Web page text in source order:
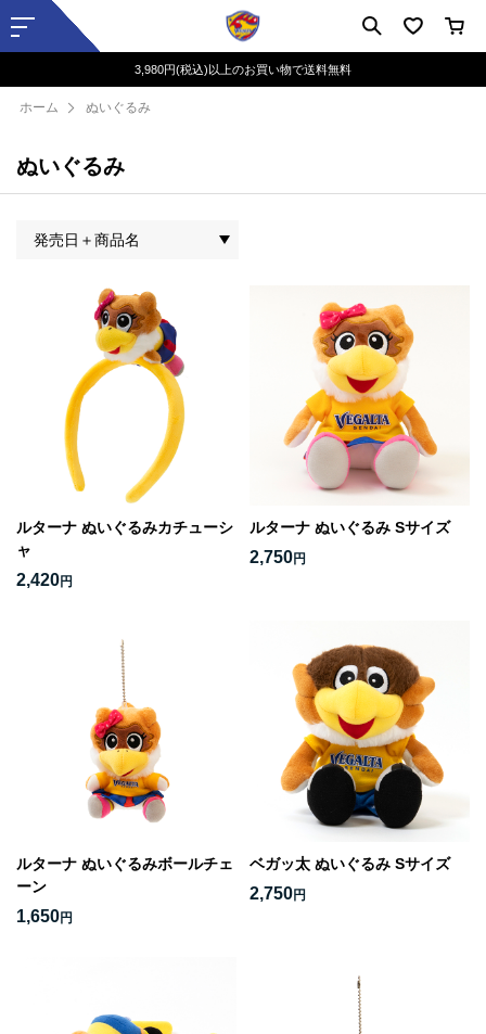
3,980円(税込)以上のお買い物で送料無料
ホーム ぬいぐるみ
ぬいぐるみ
発売日＋商品名
ルターナ ぬいぐるみカチューシ
ャ
2,420円
ルターナ ぬいぐるみ Sサイズ
2,750円
ルターナ ぬいぐるみボールチェ
ーン
1,650円
ベガッ太 ぬいぐるみ Sサイズ
2,750円